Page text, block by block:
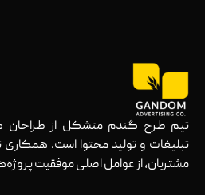
تیم طرح گندم متشکل از طراحان
تبلیغات و تولید محتوا است. همکاری
مشتریان، از عوامل اصلی موفقیت